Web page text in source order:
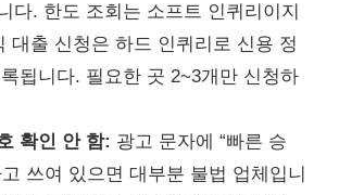
다. 한도 조회는 소프트 인퀴리이지
대출 신청은 하드 인퀴리로 신용 정
됩니다. 필요한 곳 2~3개만 신청하
확인 안 함: 광고 문자에 “빠른 승
고 쓰여 있으면 대부분 불법 업체입니